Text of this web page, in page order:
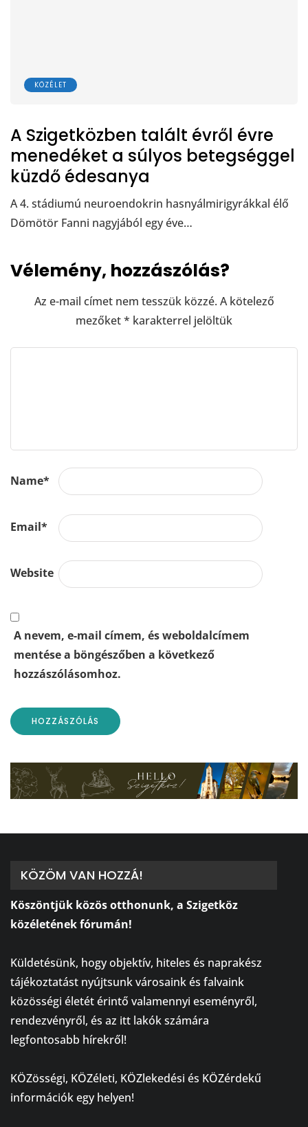
KÖZÉLET
A Szigetközben talált évről évre
menedéket a súlyos betegséggel
küzdő édesanya
A 4. stádiumú neuroendokrin hasnyálmirigyrákkal élő
Dömötör Fanni nagyjából egy éve…
Vélemény, hozzászólás?
Az e-mail címet nem tesszük közzé. A kötelező
mezőket* karakterrel jelöltük
Name*
Email*
Website
A nevem, e-mail címem, és weboldalcímem
mentése a böngészőben a következő
hozzászólásomhoz.
KÖZÖM VAN HOZZÁ!
Köszöntjük közös otthonunk, a Szigetköz
közéletének fórumán!
Küldetésünk, hogy objektív, hiteles és naprakész
tájékoztatást nyújtsunk városaink és falvaink
közösségi életét érintő valamennyi eseményről,
rendezvényről, és az itt lakók számára
legfontosabb hírekről!
KÖZösségi, KÖZéleti, KÖZlekedési és KÖZérdekű
információk egy helyen!